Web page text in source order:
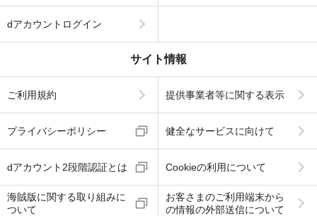
dアカウントログイン
サイト情報
ご利用規約 提供事業者等に関する表示
プライバシーポリシー 健全なサービスに向けて
dアカウント2段階認証とは Cookieの利用について
海賊版に関する取り組みに
ついて
お客さまのご利用端末から
の情報の外部送信について